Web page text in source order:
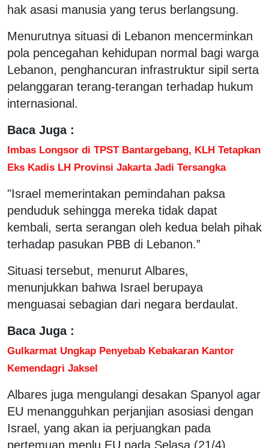
hak asasi manusia yang terus berlangsung.
Menurutnya situasi di Lebanon mencerminkan
pola pencegahan kehidupan normal bagi warga
Lebanon, penghancuran infrastruktur sipil serta
pelanggaran terang-terangan terhadap hukum
internasional.
Baca Juga :
Imbas Longsor di TPST Bantargebang, KLH Tetapkan
Eks Kadis LH Provinsi Jakarta Jadi Tersangka
"Israel memerintakan pemindahan paksa
penduduk sehingga mereka tidak dapat
kembali, serta serangan oleh kedua belah pihak
terhadap pasukan PBB di Lebanon.”
Situasi tersebut, menurut Albares,
menunjukkan bahwa Israel berupaya
menguasai sebagian dari negara berdaulat.
Baca Juga :
Gulkarmat Ungkap Penyebab Kebakaran Kantor
Kemendagri Jaksel
Albares juga mengulangi desakan Spanyol agar
EU menangguhkan perjanjian asosiasi dengan
Israel, yang akan ia perjuangkan pada
pertemuan menlu EU pada Selasa (21/4).